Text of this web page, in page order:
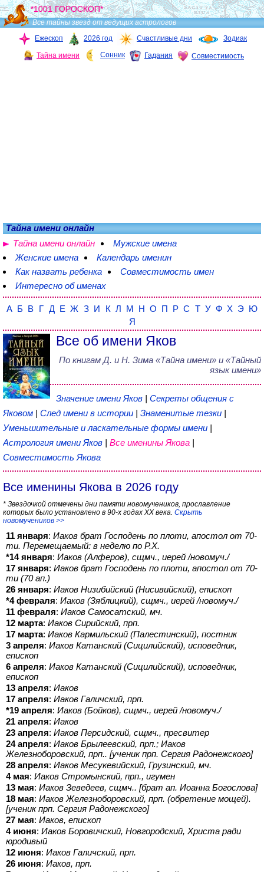
*1001 ГОРОСКОП*
Все тайны звезд от ведущих астрологов
Ежескоп
2026 год Счастливые дни Зодиак
Тайна имени Сонник Гадания Совместимость
Тайна имени онлайн
Тайна имени онлайн
Мужские имена
Женские имена
Календарь именин
Как назвать ребенка
Совместимость имен
Интересно об именах
А Б В Г Д Е Ж З И К Л М Н О П Р С Т У Ф Х Э Ю
Я
Все об имени Яков
По книгам Д. и Н. Зима «Тайна имени» и «Тайный
язык имени»
Значение имени Яков | Секреты общения с
Яковом | След имени в истории | Знаменитые тезки |
Уменьшительные и ласкательные формы имени |
Астрология имени Яков | Все именины Якова |
Совместимость Якова
Все именины Якова в 2026 году
* Звездочкой отмечены дни памяти новомучеников, прославление
которых было установлено в 90-х годах XX века. Скрыть
новомучеников >>
11 января: Иаков брат Господень по плоти, апостол от 70-
ти. Перемещаемый: в неделю по Р.Х.
*14 января: Иаков (Алферов), сщмч., иерей /новомуч./
17 января: Иаков брат Господень по плоти, апостол от 70-
ти (70 ап.)
26 января: Иаков Низибийский (Нисивийский), епископ
*4 февраля: Иаков (Зяблицкий), сщмч., иерей /новомуч./
11 февраля: Иаков Самосатский, мч.
12 марта: Иаков Сирийский, прп.
17 марта: Иаков Кармильский (Палестинский), постник
3 апреля: Иаков Катанский (Сицилийский), исповедник,
епископ
6 апреля: Иаков Катанский (Сицилийский), исповедник,
епископ
13 апреля: Иаков
17 апреля: Иаков Галичский, прп.
*19 апреля: Иаков (Бойков), сщмч., иерей /новомуч./
21 апреля: Иаков
23 апреля: Иаков Персидский, сщмч., пресвитер
24 апреля: Иаков Брылеевский, прп.; Иаков
Железноборовский, прп.. [ученик прп. Сергия Радонежского]
28 апреля: Иаков Месукевийский, Грузинский, мч.
4 мая: Иаков Стромынский, прп., игумен
13 мая: Иаков Зеведеев, сщмч.. [брат ап. Иоанна Богослова]
18 мая: Иаков Железноборовский, прп. (обретение мощей).
[ученик прп. Сергия Радонежского]
27 мая: Иаков, епископ
4 июня: Иаков Боровичский, Новгородский, Христа ради
юродивый
12 июня: Иаков Галичский, прп.
26 июня: Иаков, прп.